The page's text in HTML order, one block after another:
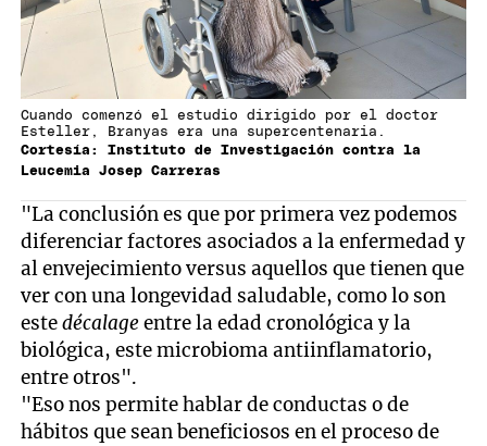
Cortesía: Instituto de Investigación contra la
Leucemia Josep Carreras
Cuando comenzó el estudio dirigido por el doctor
Esteller, Branyas era una supercentenaria.
"La conclusión es que por primera vez podemos
diferenciar factores asociados a la enfermedad y
al envejecimiento versus aquellos que tienen que
ver con una longevidad saludable, como lo son
estedécalageentre la edad cronológica y la
biológica, este microbioma antiinflamatorio,
entre otros".
"Eso nos permite hablar de conductas o de
hábitos que sean beneficiosos en el proceso de